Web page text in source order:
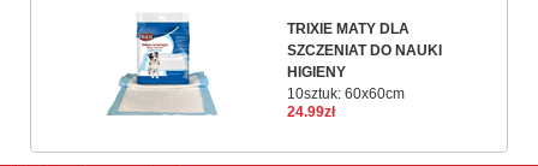
TRIXIE MATY DLA
SZCZENIAT DO NAUKI
HIGIENY
10sztuk: 60x60cm
24.99zł